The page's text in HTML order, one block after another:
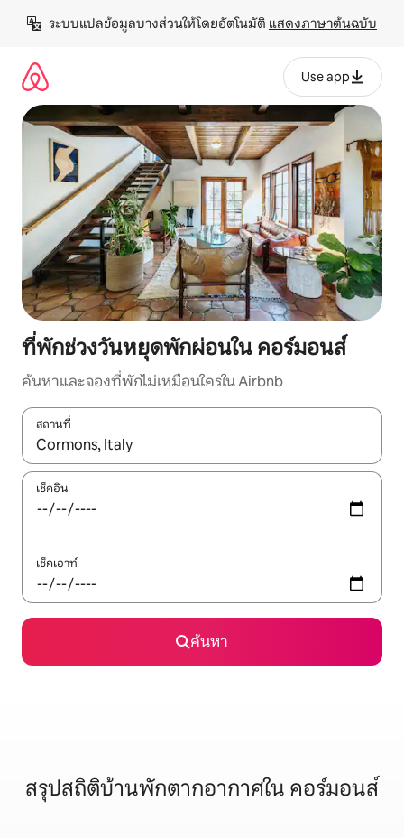
เนื้อหา
ระบบแปลข้อมูลบางส่วนให้โดยอัตโนมัติ แสดงภาษาต้นฉบับ
Use app
ที่พักช่วงวันหยุดพักผ่อนใน คอร์มอนส์
ค้นหาและจองที่พักไม่เหมือนใครใน Airbnb
สถานที่
ใช้ลูกศรขึ้นลง หรือใช้การสัมผัสหรือปัด เพื่อสำรวจผลการค้นหา
เช็คอิน
เช็คเอาท์
ค้นหา
สรุปสถิติบ้านพักตากอากาศใน คอร์มอนส์